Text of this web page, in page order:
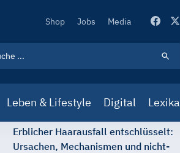
Secondary
Shop Jobs Media
Leben & Lifestyle Digital Lexika
Erblicher Haarausfall entschlüsselt:
Ursachen, Mechanismen und nicht-